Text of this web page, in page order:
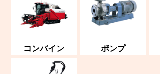
コンバイン ポンプ